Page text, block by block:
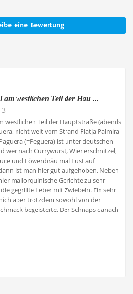
eine Bewertung
westlichen Teil der Hau ...
westlichen Teil der Hauptstraße (abends
nicht weit vom Strand Platja Palmira
(=Peguera) ist unter deutschen
wer nach Currywurst, Wienerschnitzel,
und Löwenbräu mal Lust auf
ist man hier gut aufgehoben. Neben
mallorquinische Gerichte zu sehr
gegrillte Leber mit Zwiebeln. Ein sehr
aber trotzdem sowohl von der
begeisterte. Der Schnaps danach